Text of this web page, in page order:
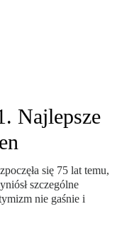
Najlepsze
się 75 lat temu,
szczególne
nie gaśnie i